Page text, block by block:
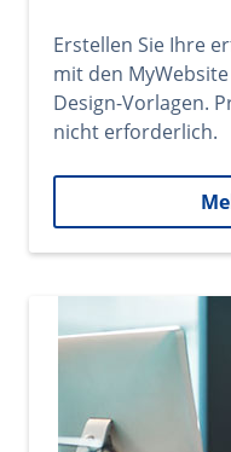
Erstellen Sie Ihre
mit den
Design-Vorlagen.
nicht erforderlich.